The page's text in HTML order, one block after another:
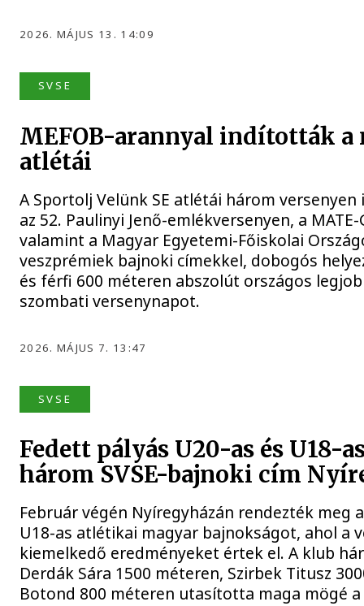
2026. MÁJUS 13. 14:09
SVSE
MEFOB-arannyal indították a
atlétái
A Sportolj Velünk SE atlétái három
az 52. Paulinyi Jenő-emlékversenyen, a
valamint a Magyar Egyetemi-Főiskolai
veszprémiek bajnoki címekkel, dobogós
és férfi 600 méteren abszolút országos
szombati versenynapot.
2026. MÁJUS 7. 13:47
SVSE
Fedett pályás U20-as és U18-
három SVSE-bajnoki cím
Február végén Nyíregyházán rendezték meg
U18-as atlétikai magyar bajnokságot, ahol a
kiemelkedő eredményeket értek el. A klub
Derdák Sára 1500 méteren, Szirbek Titusz
Botond 800 méteren utasította maga mögé